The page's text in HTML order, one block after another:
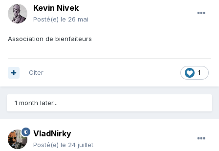
Kevin Nivek
Posté(e) le 26 mai
Association de bienfaiteurs
1
Citer
1 month later...
VladNirky
Posté(e) le 24 juillet